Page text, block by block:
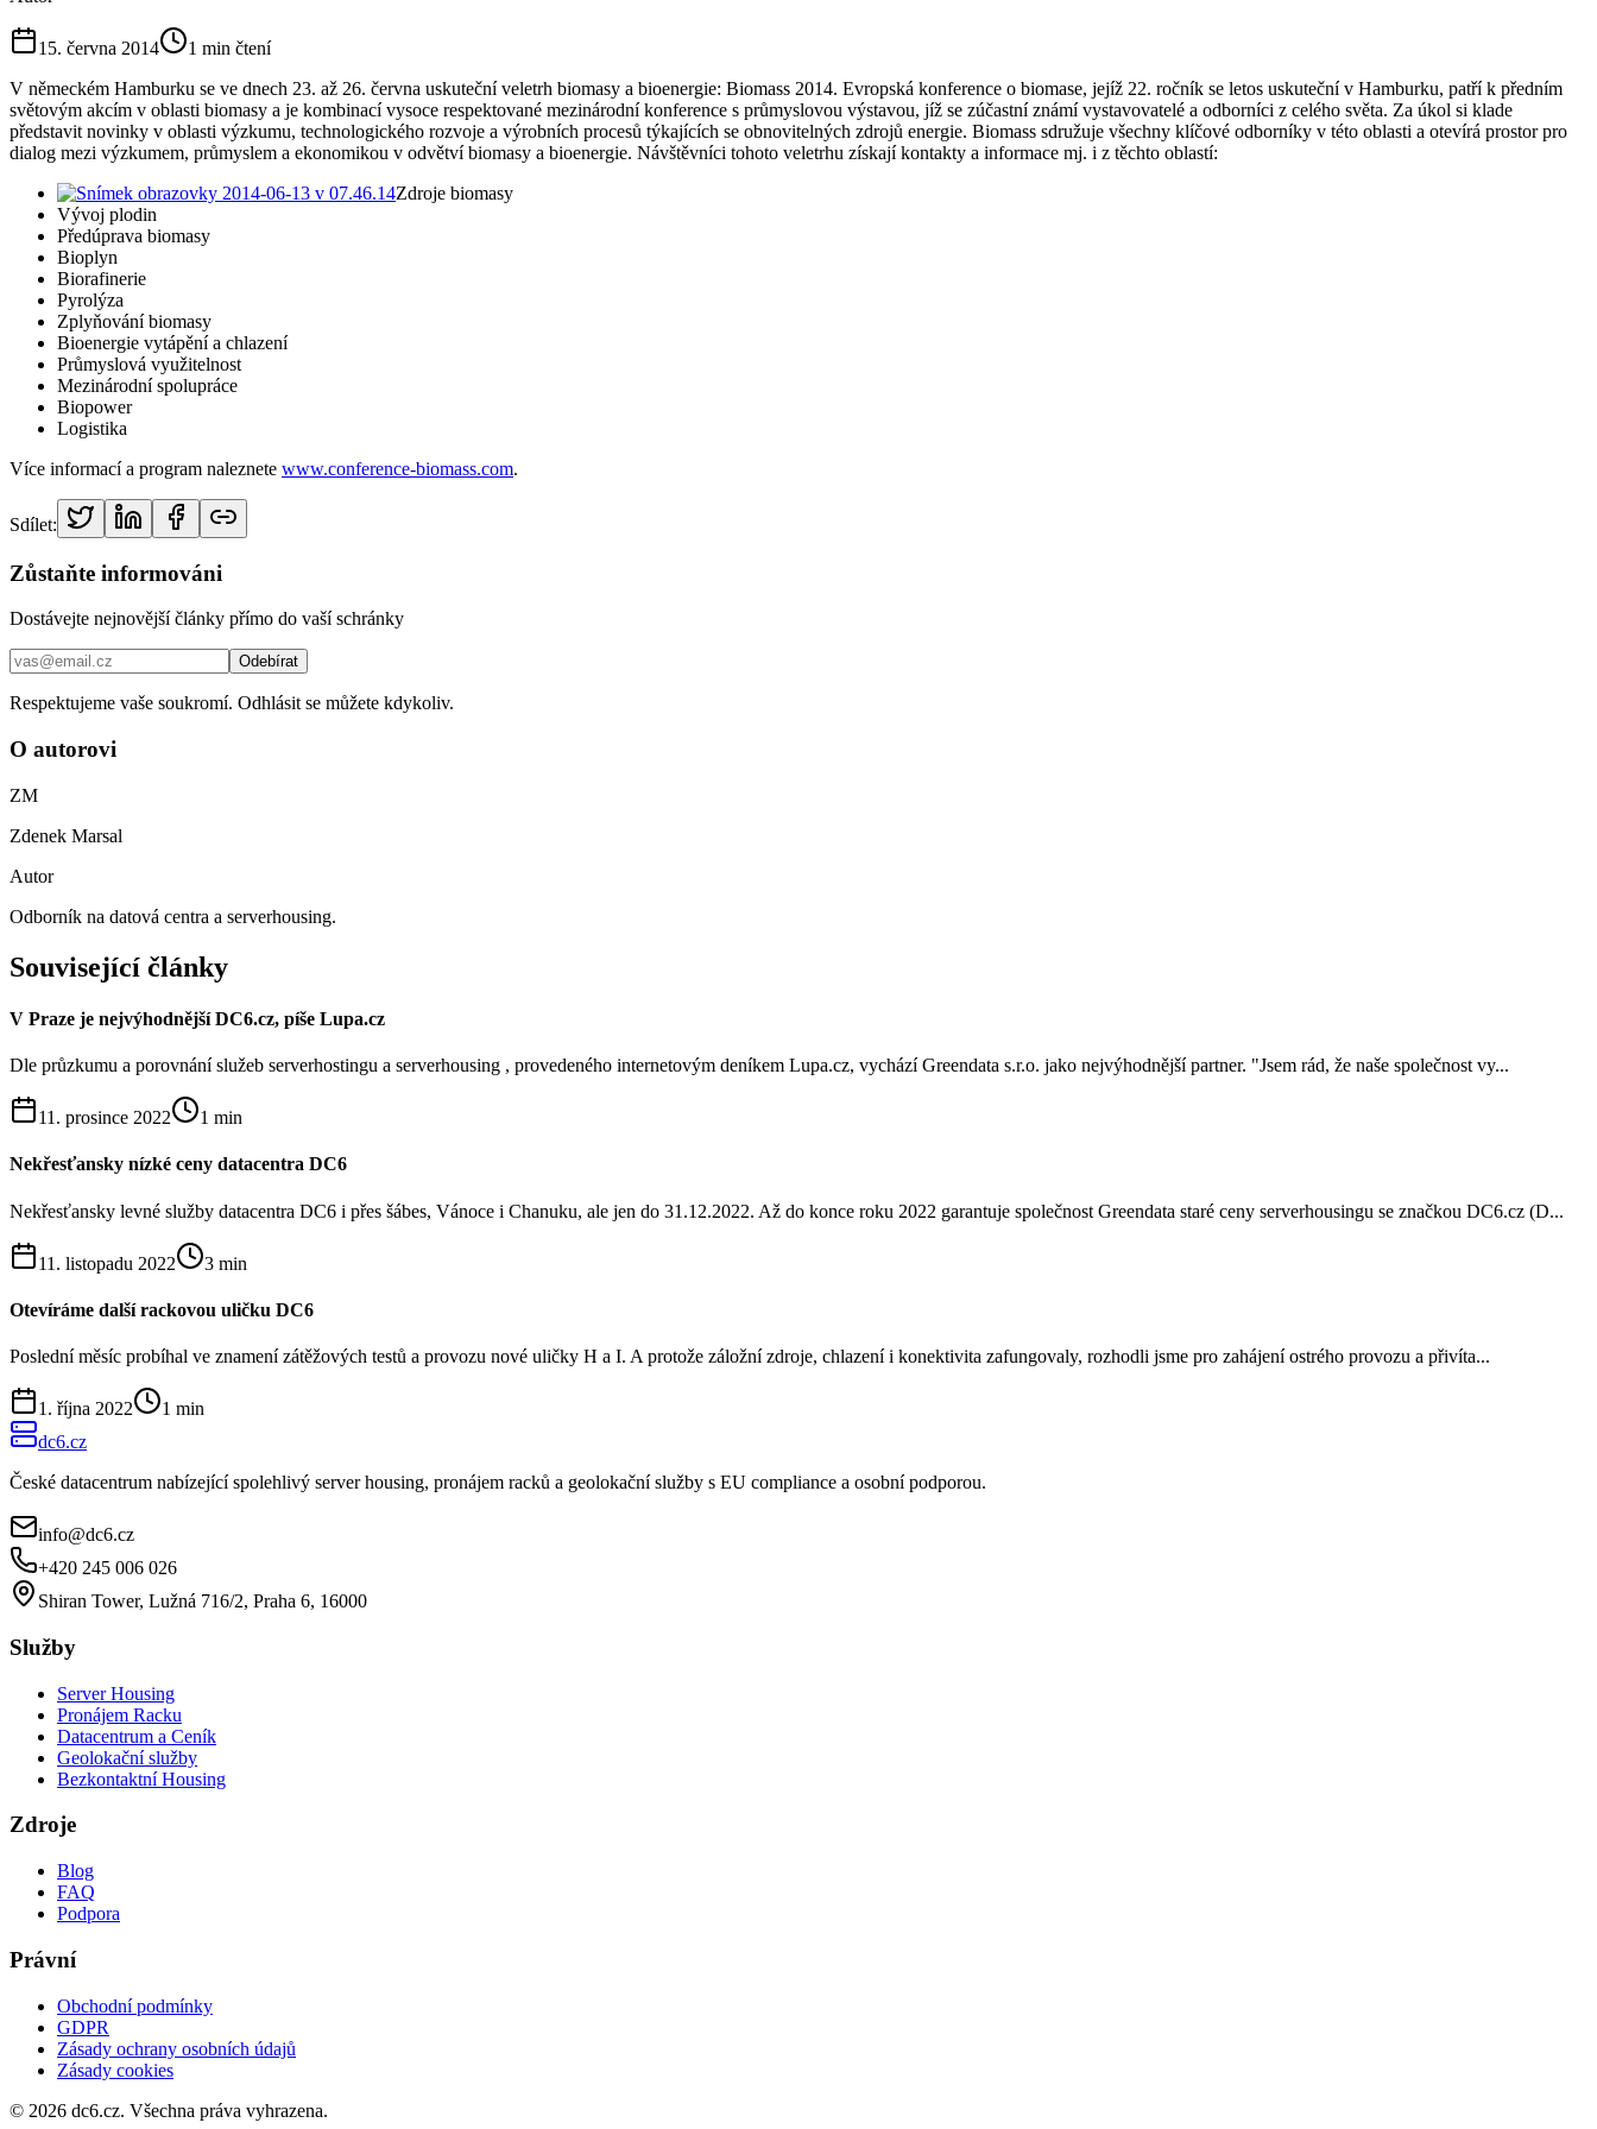
15. června 2014 1 min čtení
V německém Hamburku se ve dnech 23. až 26. června uskuteční veletrh biomasy a bioenergie: Biomass 2014. Evropská konference o biomase, jejíž 22. ročník se letos uskuteční v Hamburku, patří k předním
světovým akcím v oblasti biomasy a je kombinací vysoce respektované mezinárodní konference s průmyslovou výstavou, jíž se zúčastní známí vystavovatelé a odborníci z celého světa. Za úkol si klade
představit novinky v oblasti výzkumu, technologického rozvoje a výrobních procesů týkajících se obnovitelných zdrojů energie. Biomass sdružuje všechny klíčové odborníky v této oblasti a otevírá prostor pro
dialog mezi výzkumem, průmyslem a ekonomikou v odvětví biomasy a bioenergie. Návštěvníci tohoto veletrhu získají kontakty a informace mj. i z těchto oblastí:
Zdroje biomasy
Vývoj plodin
Předúprava biomasy
Bioplyn
Biorafinerie
Pyrolýza
Zplyňování biomasy
Bioenergie vytápění a chlazení
Průmyslová využitelnost
Mezinárodní spolupráce
Biopower
Logistika
Více informací a program naleznete www.conference-biomass.com.
Sdílet:
Zůstaňte informováni
Dostávejte nejnovější články přímo do vaší schránky
Odebírat
Respektujeme vaše soukromí. Odhlásit se můžete kdykoliv.
O autorovi
ZM
Zdenek Marsal
Autor
Odborník na datová centra a serverhousing.
Související články
V Praze je nejvýhodnější DC6.cz, píše Lupa.cz
Dle průzkumu a porovnání služeb serverhostingu a serverhousing , provedeného internetovým deníkem Lupa.cz, vychází Greendata s.r.o. jako nejvýhodnější partner. "Jsem rád, že naše společnost vy...
11. prosince 2022 1 min
Nekřesťansky nízké ceny datacentra DC6
Nekřesťansky levné služby datacentra DC6 i přes šábes, Vánoce i Chanuku, ale jen do 31.12.2022. Až do konce roku 2022 garantuje společnost Greendata staré ceny serverhousingu se značkou DC6.cz (D...
11. listopadu 2022 3 min
Otevíráme další rackovou uličku DC6
Poslední měsíc probíhal ve znamení zátěžových testů a provozu nové uličky H a I. A protože záložní zdroje, chlazení i konektivita zafungovaly, rozhodli jsme pro zahájení ostrého provozu a přivíta...
1. října 2022 1 min
dc6.cz
České datacentrum nabízející spolehlivý server housing, pronájem racků a geolokační služby s EU compliance a osobní podporou.
info@dc6.cz
+420 245 006 026
Shiran Tower, Lužná 716/2, Praha 6, 16000
Služby
Server Housing
Pronájem Racku
Datacentrum a Ceník
Geolokační služby
Bezkontaktní Housing
Zdroje
Blog
FAQ
Podpora
Právní
Obchodní podmínky
GDPR
Zásady ochrany osobních údajů
Zásady cookies
© 2026 dc6.cz. Všechna práva vyhrazena.